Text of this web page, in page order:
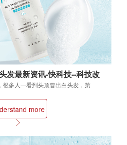
发最新资讯-快科技--科技改
变未来
多人一看到头顶冒出白头发，第
more